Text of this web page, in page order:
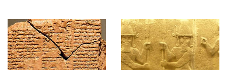
KURTULMA ÇABASI